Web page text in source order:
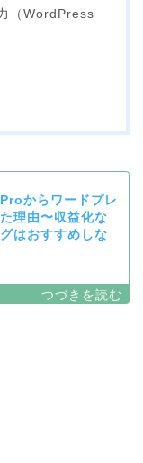
（WordPress
からワードプレ
理由〜収益化な
はおすすめしな